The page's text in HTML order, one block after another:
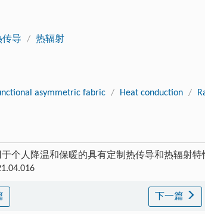
传导 / 热辐射
asymmetric fabric / Heat conduction /
用于个人降温和保暖的具有定制热传导和热辐射
下一篇